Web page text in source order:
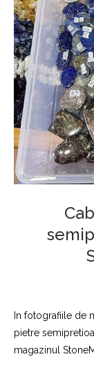
In fotografiile de
pietre
magazinul